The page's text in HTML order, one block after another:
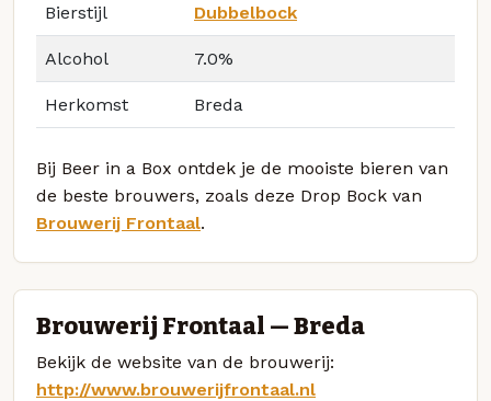
Bierstijl Dubbelbock
Alcohol 7.0%
Herkomst Breda
Bij Beer in a Box ontdek je de mooiste bieren van
de beste brouwers, zoals deze Drop Bock van
Brouwerij Frontaal.
Brouwerij Frontaal — Breda
Bekijk de website van de brouwerij:
http://www.brouwerijfrontaal.nl